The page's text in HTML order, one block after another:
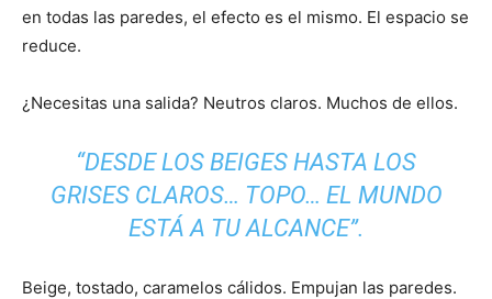
en todas las paredes, el efecto es el mismo. El espacio se
reduce.
¿Necesitas una salida? Neutros claros. Muchos de ellos.
“DESDE LOS BEIGES HASTA LOS
GRISES CLAROS… TOPO… EL MUNDO
ESTÁ A TU ALCANCE”.
Beige, tostado, caramelos cálidos. Empujan las paredes.